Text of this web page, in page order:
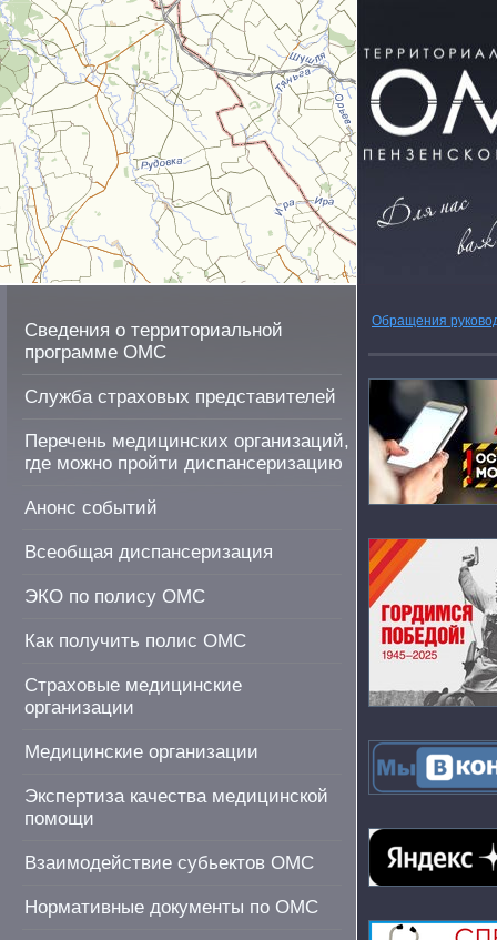
Сведения о территориальной
программе ОМС
Служба страховых представителей
Перечень медицинских организаций,
где можно пройти диспансеризацию
Анонс событий
Всеобщая диспансеризация
ЭКО по полису ОМС
Как получить полис ОМС
Страховые медицинские
организации
Медицинские организации
Экспертиза качества медицинской
помощи
Взаимодействие субьектов ОМС
Нормативные документы по ОМС
Обращения